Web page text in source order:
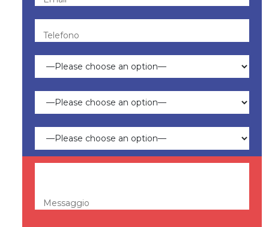
Telefono
Messaggio